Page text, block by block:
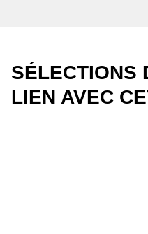
SÉLECTIONS
LIEN AVEC